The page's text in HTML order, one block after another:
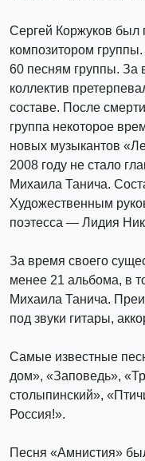
Сергей Коржуков был
композитором
60 песням группы. За
коллектив
составе. После
группа некоторое
новых музыкантов
2008 году не стало
Михаила Танича.
Художественным
поэтесса — Лидия
За время своего
менее 21 альбома, в
Михаила Танича.
под звуки гитары,
Самые известные
дом», «Заповедь»,
столыпинский»,
Россия!».
Песня «Амнистия»